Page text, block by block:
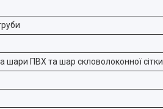
ПВХ та шар скловолоконної сітки